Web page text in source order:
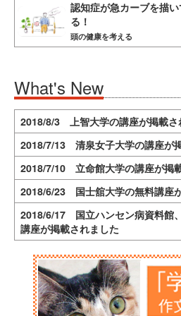
認知症が急カーブを描
る！
頭の健康を考える
What's New
2018/8/3 上智大学の講座が掲載さ
2018/7/13 清泉女子大学の講座が
2018/7/10 立命館大学の講座が掲
2018/6/23 国士舘大学の無料講座
2018/6/17 国立ハンセン病資料館
講座が掲載されました